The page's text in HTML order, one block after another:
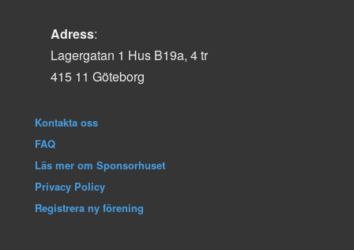
Adress:
Lagergatan 1 Hus B19a, 4 tr
415 11 Göteborg
Kontakta oss
FAQ
Läs mer om Sponsorhuset
Privacy Policy
Registrera ny förening